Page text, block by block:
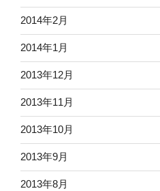
2014年2月
2014年1月
2013年12月
2013年11月
2013年10月
2013年9月
2013年8月